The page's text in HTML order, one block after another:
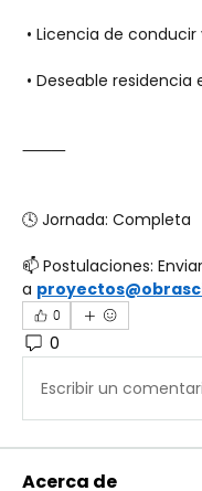
• Licencia de
• Deseable
⸻
🕓 Jornada: Completa
📫 Postulaciones:
a
0
0
Escribir un
Acerca de